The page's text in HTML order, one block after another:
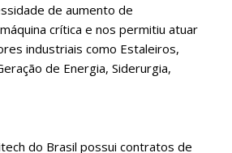
de aumento de
crítica e nos permitiu atuar
industriais como Estaleiros,
de Energia, Siderurgia,
do Brasil possui contratos de